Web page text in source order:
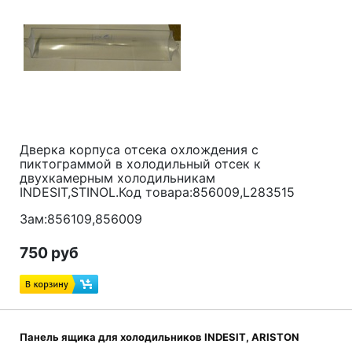
Дверка корпуса отсека охлождения с
пиктограммой в холодильный отсек к
двухкамерным холодильникам
INDESIT,STINOL.Код товара:856009,L283515
Зам:856109,856009
750 руб
Панель ящика для холодильников INDESIT, ARISTON